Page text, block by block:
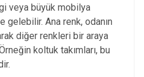
veya büyük mobilya
gelebilir. Ana renk, odanın
diğer renkleri bir araya
koltuk takımları, bu